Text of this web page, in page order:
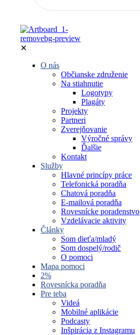
✕
O nás
Občianske združenie
Na stiahnutie
Logotypy
Plagáty
Projekty
Partneri
Zverejňovanie
Výročné správy
Ďalšie
Kontakt
Služby
Hlavné princípy práce
Telefonická poradňa
Chatová poradňa
E-mailová poradňa
Rovesnícke poradenstvo
Vzdelávacie aktivity
Články
Som dieťa/mladý
Som dospelý/rodič
O pomoci
Mapa pomoci
2%
Rovesnícka poradňa
Pre teba
Videá
Mobilné aplikácie
Podcasty
Inšpirácia z Instagramu